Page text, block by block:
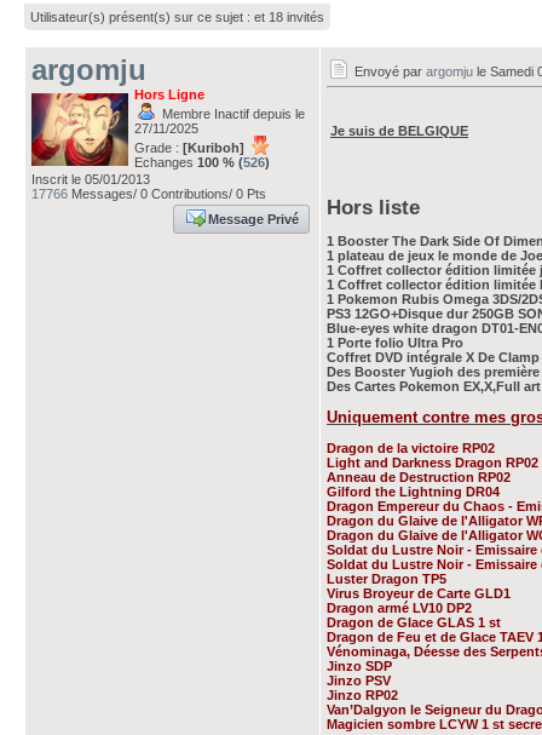
Utilisateur(s) présent(s) sur ce sujet : et 18 invités
argomju
Hors Ligne
Membre Inactif depuis le
27/11/2025
Grade : [Kuriboh]
Echanges 100 % (526)
Inscrit le 05/01/2013
17766 Messages/ 0 Contributions/ 0 Pts
Message Privé
Envoyé par argomju le Samedi
Je suis de BELGIQUE
Hors liste
1 Booster The Dark Side Of
1 plateau de jeux le monde de
1 Coffret collector édition limitée
1 Coffret collector édition limitée
1 Pokemon Rubis Omega 3DS/
PS3 12GO+Disque dur 250GB
Blue-eyes white dragon DT01-
1 Porte folio Ultra Pro
Coffret DVD intégrale X De Clamp
Des Booster Yugioh des
Des Cartes Pokemon EX,X,Full
Uniquement contre mes
Dragon de la victoire RP02
Light and Darkness Dragon RP02
Anneau de Destruction RP02
Gilford the Lightning DR04
Dragon Empereur du Chaos -
Dragon du Glaive de l'Alligator
Dragon du Glaive de l'Alligator
Soldat du Lustre Noir - Emissaire
Soldat du Lustre Noir - Emissaire
Luster Dragon TP5
Virus Broyeur de Carte GLD1
Dragon armé LV10 DP2
Dragon de Glace GLAS 1 st
Dragon de Feu et de Glace TAEV
Vénominaga, Déesse des
Jinzo SDP
Jinzo PSV
Jinzo RP02
Van’Dalgyon le Seigneur du
Magicien sombre LCYW 1 st